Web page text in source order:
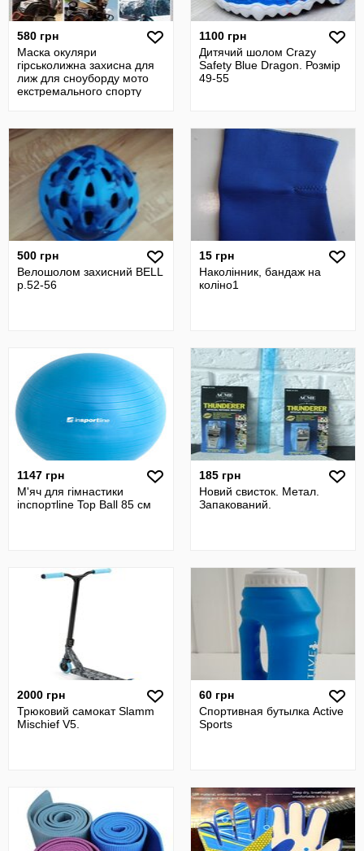
580 грн
Маска окуляри
гірськолижна захисна для
лиж для сноуборду мото
екстремального спорту
1100 грн
Дитячий шолом Crazy
Safety Blue Dragon. Розмір
49-55
500 грн
Велошолом захисний BELL
р.52-56
15 грн
Наколінник, бандаж на
коліно1
1147 грн
М'яч для гімнастики
inспортline Top Ball 85 см
185 грн
Новий свисток. Метал.
Запакований.
2000 грн
Трюковий самокат Slamm
Mischief V5.
60 грн
Спортивная бутылка Active
Sports